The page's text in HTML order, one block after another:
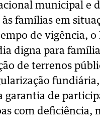
municipal e
famílias em
de vigência, o
digna para
de terrenos
garantia de
com deficiência,